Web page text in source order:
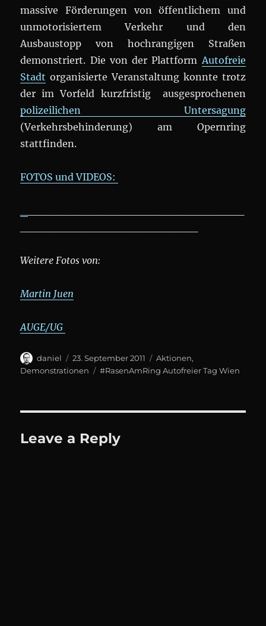
massive Förderungen von öffentlichem und
unmotorisiertem Verkehr und den
Ausbaustopp von hochrangigen Straßen
demonstriert. Die von der PlattformAutofreie
Stadt organisierte Veranstaltung konnte trotz
der im Vorfeld kurzfristig ausgesprochenen
polizeilichen Untersagung
(Verkehrsbehinderung) am Opernring
stattfinden.
FOTOS und VIDEOS:
Weitere Fotos von:
Martin Juen
AUGE/UG
Author
daniel
Posted
on
23. September 2011 Categories
Aktionen,
Demonstrationen
Tags
#RasenAmRing Autofreier Tag Wien
Leave a Reply